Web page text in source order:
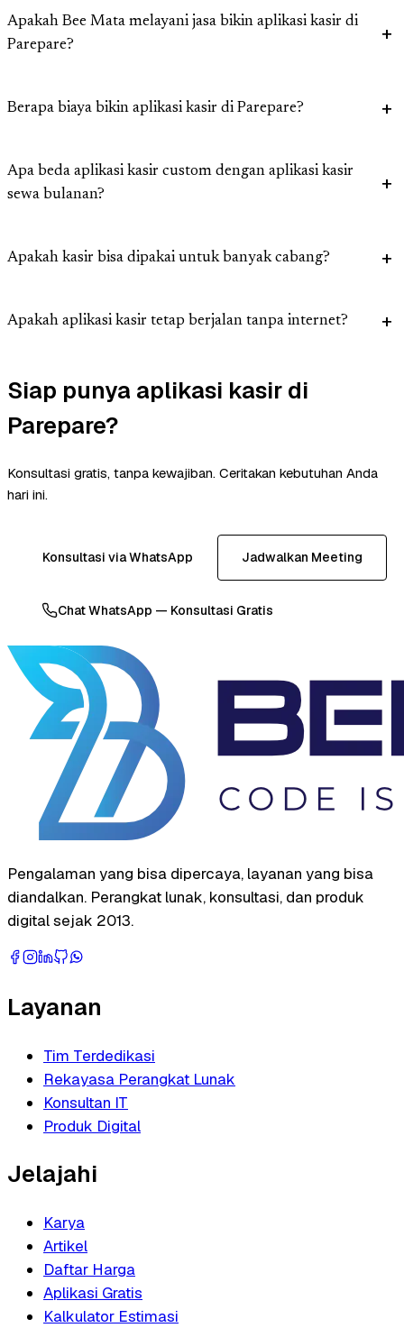
Apakah Bee Mata melayani jasa bikin aplikasi kasir di
Parepare?
Berapa biaya bikin aplikasi kasir di Parepare?
Apa beda aplikasi kasir custom dengan aplikasi kasir
sewa bulanan?
Apakah kasir bisa dipakai untuk banyak cabang?
Apakah aplikasi kasir tetap berjalan tanpa internet?
Siap punya aplikasi kasir di
Parepare?
Konsultasi gratis, tanpa kewajiban. Ceritakan kebutuhan Anda
hari ini.
Konsultasi via WhatsApp Jadwalkan Meeting
Chat WhatsApp — Konsultasi Gratis
Pengalaman yang bisa dipercaya, layanan yang bisa
diandalkan. Perangkat lunak, konsultasi, dan produk
digital sejak 2013.
Layanan
Tim Terdedikasi
Rekayasa Perangkat Lunak
Konsultan IT
Produk Digital
Jelajahi
Karya
Artikel
Daftar Harga
Aplikasi Gratis
Kalkulator Estimasi